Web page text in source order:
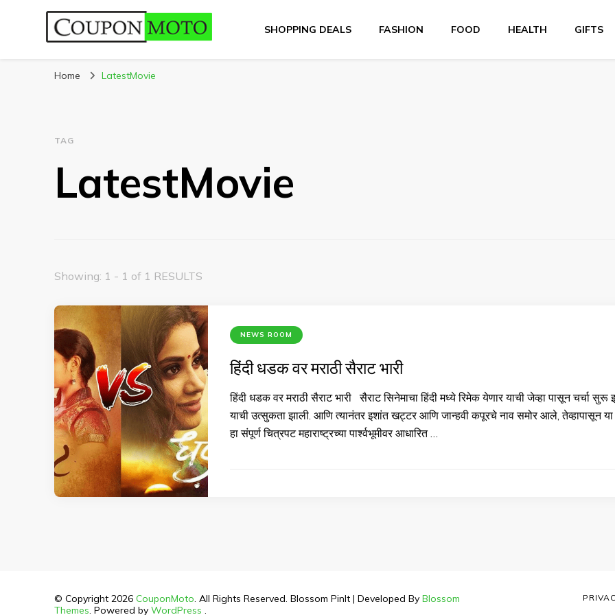
CouponMoto
SHOPPING DEALS FASHION FOOD HEALTH GIFTS
Home LatestMovie
TAG
LatestMovie
Showing: 1 - 1 of 1 RESULTS
NEWS ROOM
हिंदी धडक वर मराठी सैराट भारी
हिंदी धडक वर मराठी सैराट भारी सैराट सिनेमाचा हिंदी मध्ये रिमेक येणार याची जेव्हा पासून चर्चा
याची उत्सुकता झाली. आणि त्यानंतर इशांत खट्टर आणि जान्हवी कपूरचे नाव समोर आले, तेव्हापासून
हा संपूर्ण चित्रपट महाराष्ट्रच्या पार्श्वभूमीवर आधारित …
© Copyright 2026 CouponMoto. All Rights Reserved. Blossom PinIt | Developed By Blossom
Themes. Powered by WordPress .